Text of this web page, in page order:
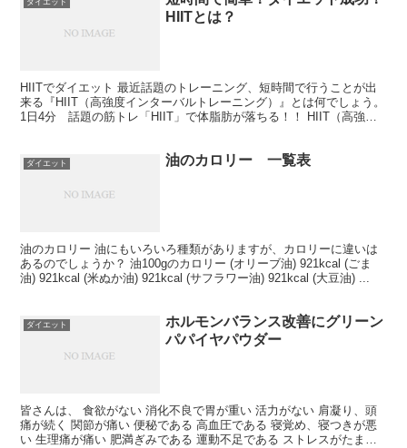
HIITとは？
HIITでダイエット 最近話題のトレーニング、短時間で行うことが出
来る『HIIT（高強度インターバルトレーニング）』とは何でしょう。
1日4分 話題の筋トレ「HIIT」で体脂肪が落ちる！！ HIIT（高強度
ダイエット 油のカロリー 一覧表
油のカロリー 油にもいろいろ種類がありますが、カロリーに違いは
あるのでしょうか？ 油100gのカロリー (オリーブ油) 921kcal (ごま
油) 921kcal (米ぬか油) 921kcal (サフラワー油) 921kcal (大豆油) ...
ダイエット
ホルモンバランス改善にグリーン
パパイヤパウダー
皆さんは、 食欲がない 消化不良で胃が重い 活力がない 肩凝り、頭
痛が続く 関節が痛い 便秘である 高血圧である 寝覚め、寝つきが悪
い 生理痛が痛い 肥満ぎみである 運動不足である ストレスがたまる